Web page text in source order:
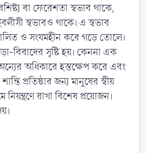
বা ফেরেশতা স্বভাব থাকে,
স্বভাবও থাকে। এ স্বভাব
ও সংযমহীন করে গড়ে তোলে।
বিবাদের সৃষ্টি হয়। কেননা এক
অধিকারে হস্তক্ষেপ করে এবং
প্রতিষ্ঠার জন্য মানুষের স্বীয়
নিয়ন্ত্রণে রাখা বিশেষ প্রয়োজন।